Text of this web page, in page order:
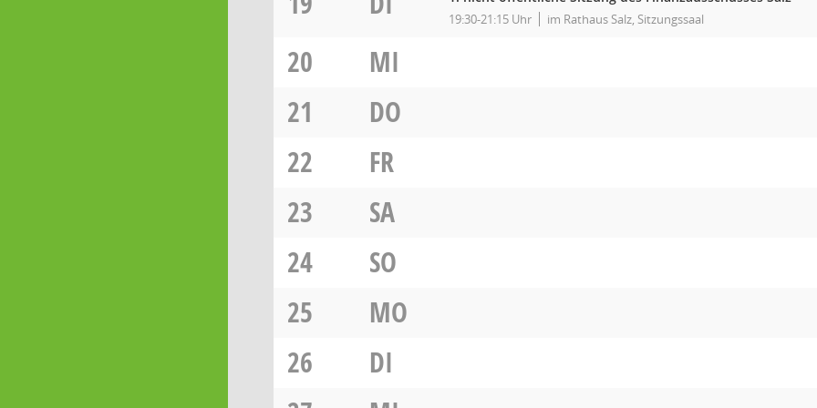
19:30-21:15 Uhr im Rathaus Salz, Sitzungssaal
20
MI
21
DO
22
FR
23
SA
24
SO
25
MO
26
DI